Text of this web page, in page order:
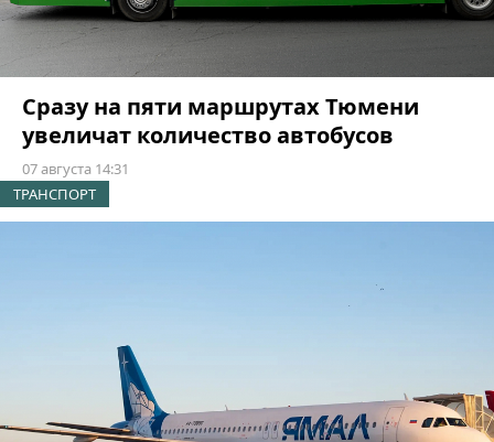
Сразу на пяти маршрутах Тюмени
увеличат количество автобусов
07 августа 14:31
ТРАНСПОРТ